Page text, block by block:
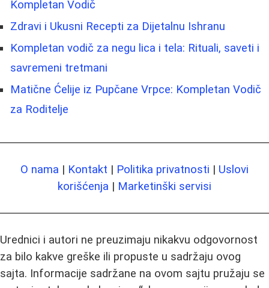
Kompletan Vodič
Zdravi i Ukusni Recepti za Dijetalnu Ishranu
Kompletan vodič za negu lica i tela: Rituali, saveti i
savremeni tretmani
Matične Ćelije iz Pupčane Vrpce: Kompletan Vodič
za Roditelje
O nama | Kontakt | Politika privatnosti | Uslovi
korišćenja | Marketinški servisi
Urednici i autori ne preuzimaju nikakvu odgovornost
za bilo kakve greške ili propuste u sadržaju ovog
sajta. Informacije sadržane na ovom sajtu pružaju se